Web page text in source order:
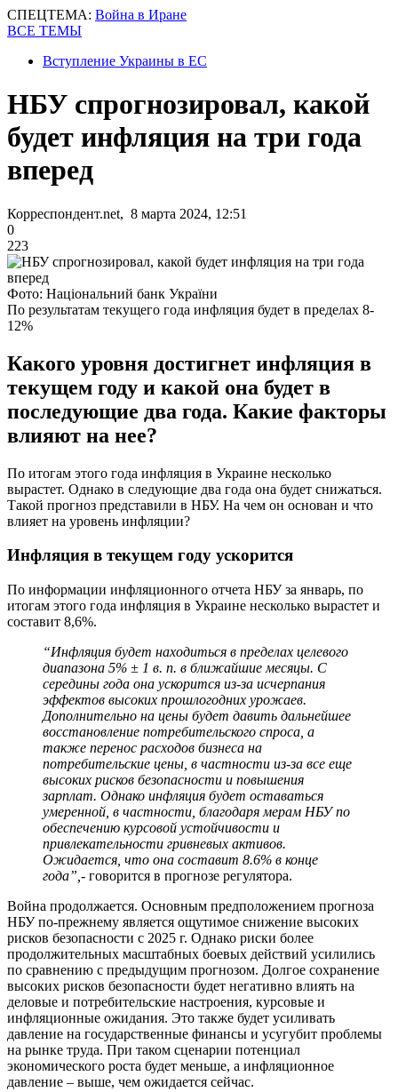
СПЕЦТЕМА: Война в Иране
ВСЕ ТЕМЫ
Вступление Украины в ЕС
НБУ спрогнозировал, какой
будет инфляция на три года
вперед
Корреспондент.net, 8 марта 2024, 12:51
0
223
Фото: Національний банк України
По результатам текущего года инфляция будет в пределах 8-
12%
Какого уровня достигнет инфляция в
текущем году и какой она будет в
последующие два года. Какие факторы
влияют на нее?
По итогам этого года инфляция в Украине несколько
вырастет. Однако в следующие два года она будет снижаться.
Такой прогноз представили в НБУ. На чем он основан и что
влияет на уровень инфляции?
Инфляция в текущем году ускорится
По информации инфляционного отчета НБУ за январь, по
итогам этого года инфляция в Украине несколько вырастет и
составит 8,6%.
“Инфляция будет находиться в пределах целевого
диапазона 5% ± 1 в. п. в ближайшие месяцы. С
середины года она ускорится из-за исчерпания
эффектов высоких прошлогодних урожаев.
Дополнительно на цены будет давить дальнейшее
восстановление потребительского спроса, а
также перенос расходов бизнеса на
потребительские цены, в частности из-за все еще
высоких рисков безопасности и повышения
зарплат. Однако инфляция будет оставаться
умеренной, в частности, благодаря мерам НБУ по
обеспечению курсовой устойчивости и
привлекательности гривневых активов.
Ожидается, что она составит 8.6% в конце
года”, - говорится в прогнозе регулятора.
Война продолжается. Основным предположением прогноза
НБУ по-прежнему является ощутимое снижение высоких
рисков безопасности с 2025 г. Однако риски более
продолжительных масштабных боевых действий усилились
по сравнению с предыдущим прогнозом. Долгое сохранение
высоких рисков безопасности будет негативно влиять на
деловые и потребительские настроения, курсовые и
инфляционные ожидания. Это также будет усиливать
давление на государственные финансы и усугубит проблемы
на рынке труда. При таком сценарии потенциал
экономического роста будет меньше, а инфляционное
давление – выше, чем ожидается сейчас.